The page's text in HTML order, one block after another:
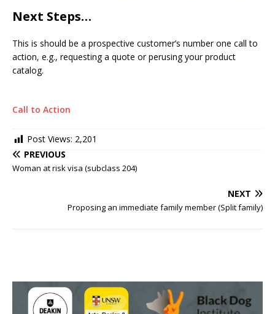
Next Steps…
This is should be a prospective customer’s number one call to
action, e.g., requesting a quote or perusing your product
catalog.
Call to Action
Post Views: 2,201
PREVIOUS
Woman at risk visa (subclass 204)
NEXT
Proposing an immediate family member (Split family)